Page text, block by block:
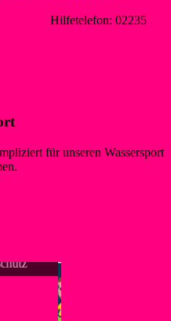
Hilfetelefon: 02235
für unseren Wassersport